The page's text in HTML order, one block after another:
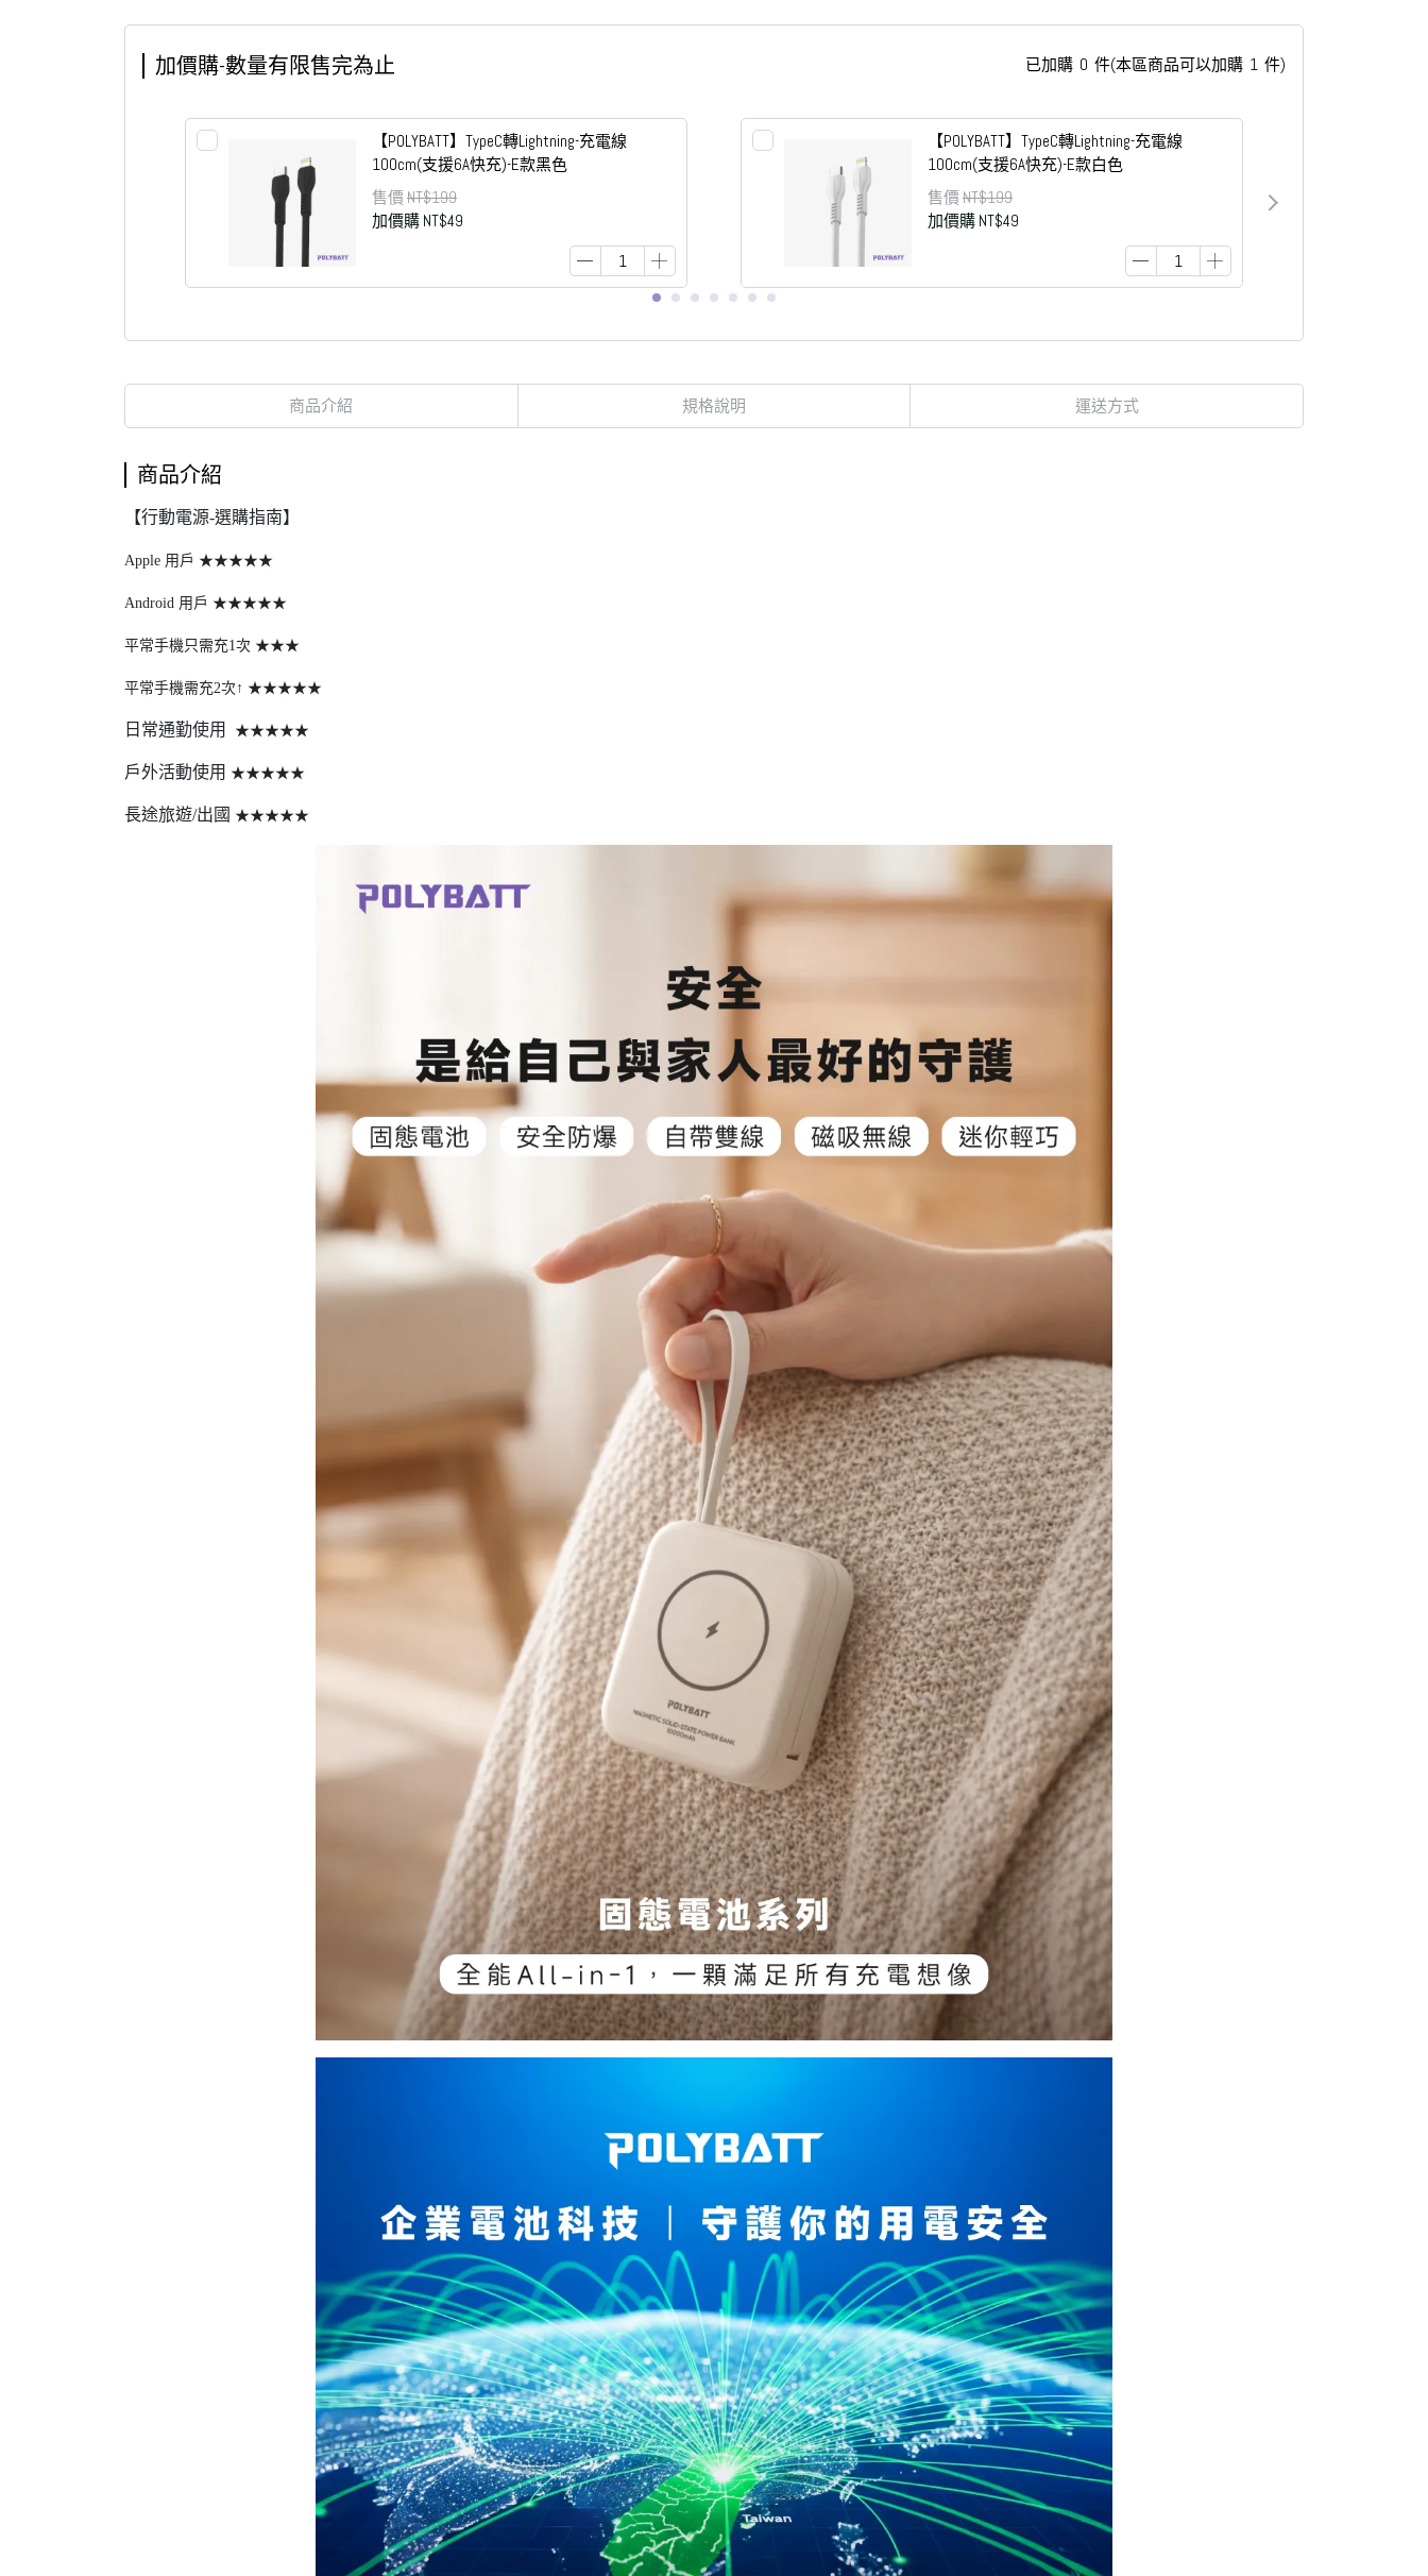
加價購-數量有限售完為止 已加購 0 件(本區商品可以加購 1 件)
【POLYBATT】TypeC轉Lightning-充電線
100cm(支援6A快充)-E款黑色
售價 NT$199
加價購 NT$49
【POLYBATT】TypeC轉Lightning-充電線
100cm(支援6A快充)-E款白色
售價 NT$199
加價購 NT$49
商品介紹 規格說明 運送方式
商品介紹
【行動電源-選購指南】
Apple 用戶 ★★★★★
Android 用戶 ★★★★★
平常手機只需充1次 ★★★
平常手機需充2次↑ ★★★★★
日常通勤使用 ★★★★★
戶外活動使用 ★★★★★
長途旅遊/出國 ★★★★★